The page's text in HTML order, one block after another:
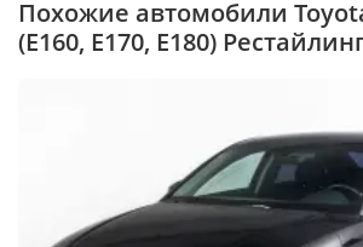
Похожие автомобили
(E160, E170, E180)